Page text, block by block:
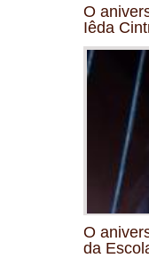
O
Iêda
O
da